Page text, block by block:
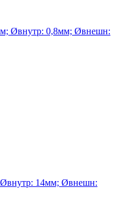
Øвнутр: 0,8мм; Øвнешн:
14мм; Øвнешн: